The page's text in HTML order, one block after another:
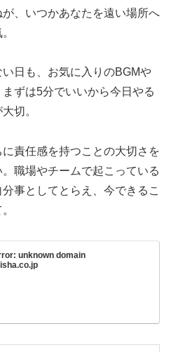
、いつかあなたを遠い場所へ
日も、お気に入りのBGMや
ずは5分でいいから今日やる
切。
責任感を持つことの大切さを
職場やチームで起こっている
事としてとらえ、今できるこ
unknown domain